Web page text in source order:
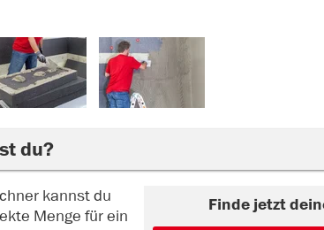
du?
kannst du
Menge für ein
Finde jetzt